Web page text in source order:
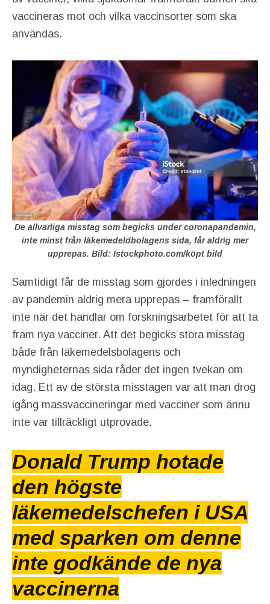
vaccineras mot och vilka vaccinsorter som ska
användas.
De allvarliga misstag som begicks under coronapandemin,
inte minst från läkemedeldbolagens sida, får aldrig mer
upprepas. Bild: Istockphoto.com/köpt bild
Samtidigt får de misstag som gjordes i inledningen
av pandemin aldrig mera upprepas – framförallt
inte när det handlar om forskningsarbetet för att ta
fram nya vacciner. Att det begicks stora misstag
både från läkemedelsbolagens och
myndigheternas sida råder det ingen tvekan om
idag. Ett av de största misstagen var att man drog
igång massvaccineringar med vacciner som ännu
inte var tillräckligt utprovade.
Donald Trump hotade
den högste
läkemedelschefen i USA
med sparken om denne
inte godkände de nya
vaccinerna